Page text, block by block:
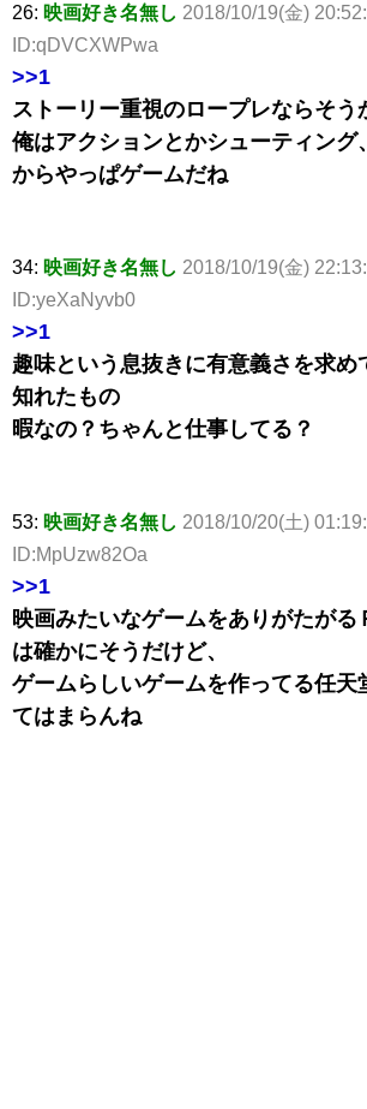
26: 映画好き名無し 2018/10/19(金)
ID:qDVCXWPwa
>>1
ストーリー重視のロープレならそう
俺はアクションとかシューティング
からやっぱゲームだね
34: 映画好き名無し 2018/10/19(金)
ID:yeXaNyvb0
>>1
趣味という息抜きに有意義さを求め
知れたもの
暇なの？ちゃんと仕事してる？
53: 映画好き名無し 2018/10/20(土)
ID:MpUzw82Oa
>>1
映画みたいなゲームをありがたがる
は確かにそうだけど、
ゲームらしいゲームを作ってる任天
てはまらんね